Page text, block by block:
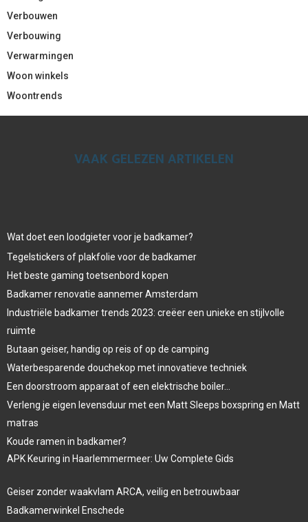
Verbouwen
Verbouwing
Verwarmingen
Woon winkels
Woontrends
VAAK GELEZEN ARTIKELEN
Wat doet een loodgieter voor je badkamer?
Tegelstickers of plakfolie voor de badkamer
Het beste gaming toetsenbord kopen
Badkamer renovatie aannemer Amsterdam
Industriële badkamer trends 2023: creëer een unieke en stijlvolle
ruimte
Butaan geiser, handig op reis of op de camping
Waterbesparende douchekop met innovatieve techniek
Een doorstroom apparaat of een elektrische boiler…
Verleng je eigen levensduur met een Matt Sleeps boxspring en Matt
matras
Koude ramen in badkamer?
APK Keuring in Haarlemmermeer: Uw Complete Gids
Geiser zonder waakvlam ARCA, veilig en betrouwbaar
Badkamerwinkel Enschede